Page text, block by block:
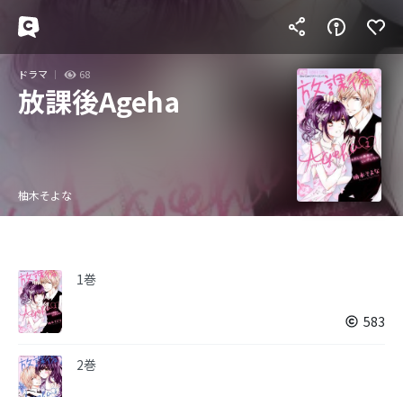
ドラマ 68
放課後Ageha
柚木そよな
1巻
583
2巻